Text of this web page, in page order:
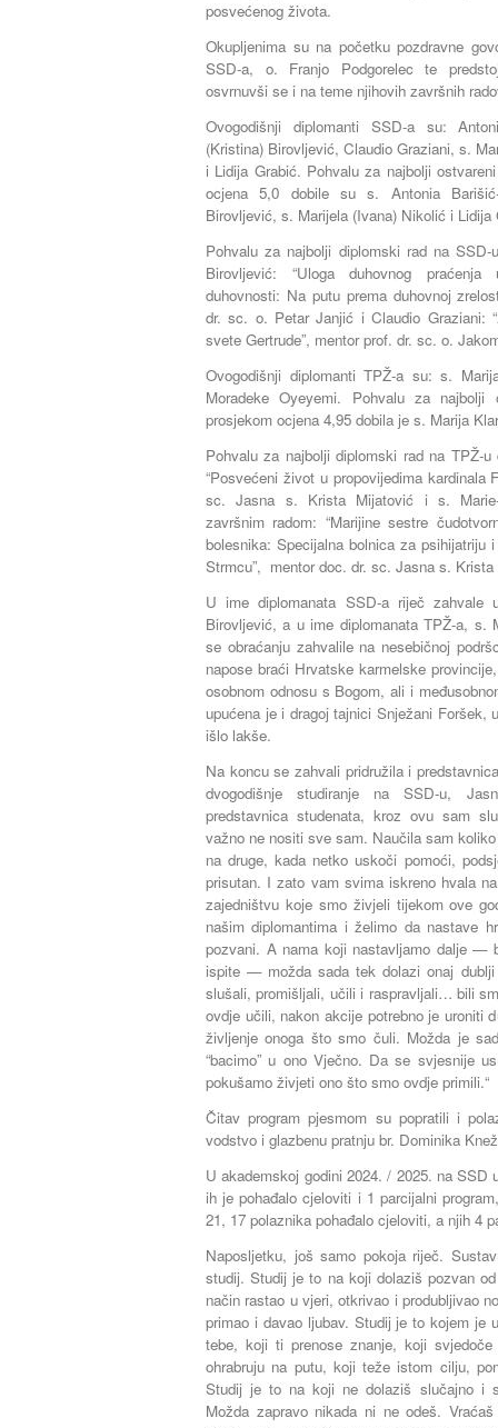
posvećenog života.
Okupljenima su na početku pozdravne
SSD-a, o. Franjo Podgorelec te
osvrnuvši se i na teme njihovih završnih
Ovogodišnji diplomanti SSD-a su:
(Kristina) Birovljević, Claudio Graziani, s.
i Lidija Grabić. Pohvalu za najbolji
ocjena 5,0 dobile su s. Antonia
Birovljević, s. Marijela (Ivana) Nikolić i Lidija
Pohvalu za najbolji diplomski rad na
Birovljević: “Uloga duhovnog
duhovnosti: Na putu prema duhovnoj
dr. sc. o. Petar Janjić i Claudio Graziani: “
svete Gertrude”, mentor prof. dr. sc. o.
Ovogodišnji diplomanti TPŽ-a su: s.
Moradeke Oyeyemi. Pohvalu za
prosjekom ocjena 4,95 dobila je s. Marija
Pohvalu za najbolji diplomski rad na TPŽ-
“Posvećeni život u propovijedima kardinala
sc. Jasna s. Krista Mijatović i s.
završnim radom: “Marijine sestre
bolesnika: Specijalna bolnica za psihijatriju
Strmcu”, mentor doc. dr. sc. Jasna s.
U ime diplomanata SSD-a riječ zahvale
Birovljević, a u ime diplomanata TPŽ-a, s.
se obraćanju zahvalile na nesebičnoj
napose braći Hrvatske karmelske
osobnom odnosu s Bogom, ali i
upućena je i dragoj tajnici Snježani
išlo lakše.
Na koncu se zahvali pridružila i
dvogodišnje studiranje na SSD-u,
predstavnica studenata, kroz ovu sam
važno ne nositi sve sam. Naučila sam
na druge, kada netko uskoči pomoći,
prisutan. I zato vam svima iskreno hvala
zajedništvu koje smo živjeli tijekom ove
našim diplomantima i želimo da nastave
pozvani. A nama koji nastavljamo dalje —
ispite — možda sada tek dolazi onaj
slušali, promišljali, učili i raspravljali… bili
ovdje učili, nakon akcije potrebno je
življenje onoga što smo čuli. Možda je
“bacimo” u ono Vječno. Da se svjesnije
pokušamo živjeti ono što smo ovdje primili.“
Čitav program pjesmom su popratili i
vodstvo i glazbenu pratnju br. Dominika
U akademskoj godini 2024. / 2025. na SSD
ih je pohađalo cjeloviti i 1 parcijalni
21, 17 polaznika pohađalo cjeloviti, a njih 4
Naposljetku, još samo pokoja riječ.
studij. Studij je to na koji dolaziš pozvan
način rastao u vjeri, otkrivao i produbljivao
primao i davao ljubav. Studij je to kojem je
tebe, koji ti prenose znanje, koji
ohrabruju na putu, koji teže istom cilju,
Studij je to na koji ne dolaziš slučajno i
Možda zapravo nikada ni ne odeš.